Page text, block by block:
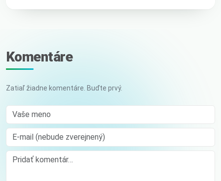
Komentáre
Zatiaľ žiadne komentáre. Buďte prvý.
Vaše meno
E-mail (nebude zverejnený)
Comment